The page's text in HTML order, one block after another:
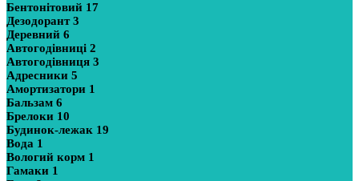
Бентонітовий 17
Дезодорант3
Деревний 6
Автогодівниці 2
Автогодівниця 3
Адресники 5
Амортизатори 1
Бальзам 6
Брелоки 10
Будинок-лежак 19
Вода 1
Вологий корм 1
Гамаки 1